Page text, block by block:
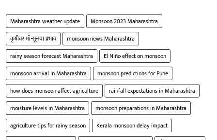
Maharashtra weather update
Monsoon 2023 Maharashtra
कृषीवर मॉन्सूनचा प्रभाव
monsoon news Maharashtra
rainy season forecast Maharashtra
El Niño effect on monsoon
monsoon arrival in Maharashtra
monsoon predictions for Pune
how does monsoon affect agriculture
rainfall expectations in Maharashtra
moisture levels in Maharashtra
monsoon preparations in Maharashtra
agriculture tips for rainy season
Kerala monsoon delay impact